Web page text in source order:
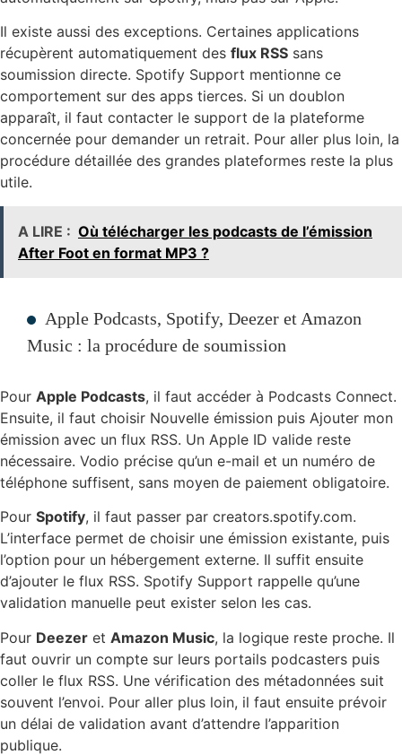
Il existe aussi des exceptions. Certaines applications
récupèrent automatiquement des flux RSS sans
soumission directe. Spotify Support mentionne ce
comportement sur des apps tierces. Si un doublon
apparaît, il faut contacter le support de la plateforme
concernée pour demander un retrait. Pour aller plus loin, la
procédure détaillée des grandes plateformes reste la plus
utile.
A LIRE : Où télécharger les podcasts de l’émission
After Foot en format MP3 ?
Apple Podcasts, Spotify, Deezer et Amazon
Music : la procédure de soumission
Pour Apple Podcasts, il faut accéder à Podcasts Connect.
Ensuite, il faut choisir Nouvelle émission puis Ajouter mon
émission avec un flux RSS. Un Apple ID valide reste
nécessaire. Vodio précise qu’un e-mail et un numéro de
téléphone suffisent, sans moyen de paiement obligatoire.
Pour Spotify, il faut passer par creators.spotify.com.
L’interface permet de choisir une émission existante, puis
l’option pour un hébergement externe. Il suffit ensuite
d’ajouter le flux RSS. Spotify Support rappelle qu’une
validation manuelle peut exister selon les cas.
Pour Deezer et Amazon Music, la logique reste proche. Il
faut ouvrir un compte sur leurs portails podcasters puis
coller le flux RSS. Une vérification des métadonnées suit
souvent l’envoi. Pour aller plus loin, il faut ensuite prévoir
un délai de validation avant d’attendre l’apparition
publique.